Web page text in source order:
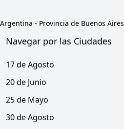
Argentina - Provincia de Buenos Aires
Navegar por las Ciudades
17 de Agosto
20 de Junio
25 de Mayo
30 de Agosto